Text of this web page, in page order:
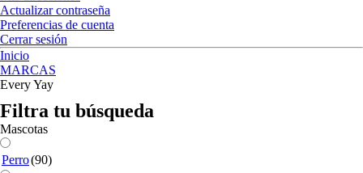
Actualizar contraseña
Preferencias de cuenta
Cerrar sesión
Inicio
MARCAS
Every Yay
Filtra tu búsqueda
Mascotas
Perro(90)